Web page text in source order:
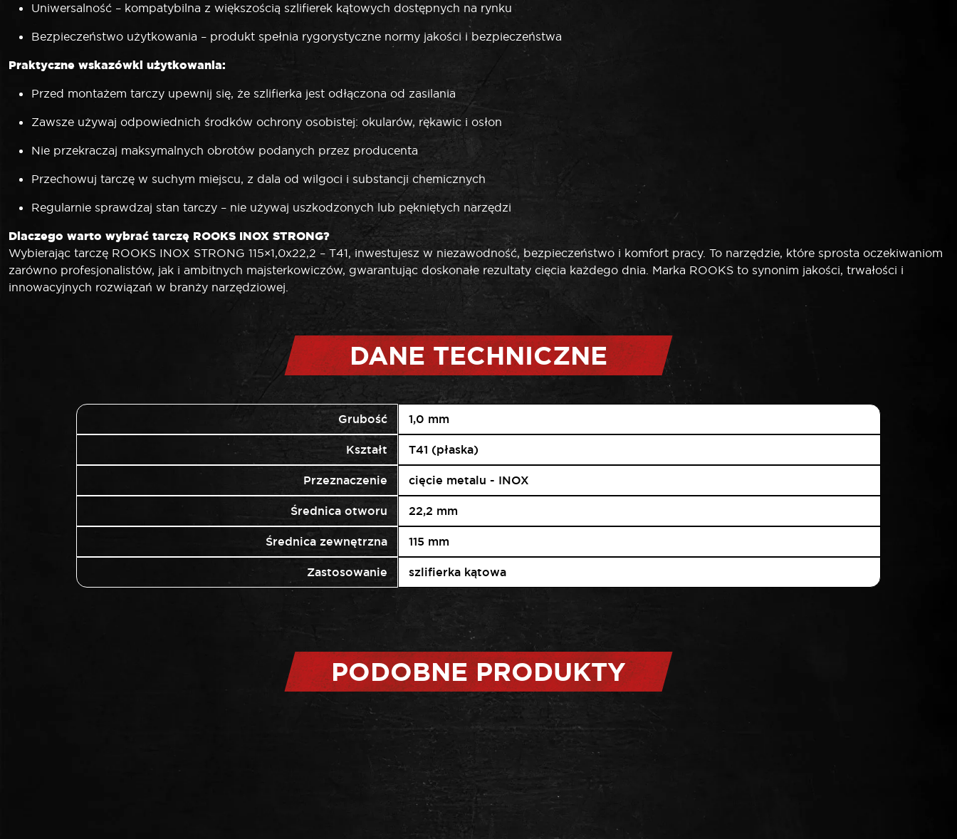
Uniwersalność – kompatybilna z większością szlifierek kątowych dostępnych na rynku
Bezpieczeństwo użytkowania – produkt spełnia rygorystyczne normy jakości i bezpieczeństwa
Praktyczne wskazówki użytkowania:
Przed montażem tarczy upewnij się, że szlifierka jest odłączona od zasilania
Zawsze używaj odpowiednich środków ochrony osobistej: okularów, rękawic i osłon
Nie przekraczaj maksymalnych obrotów podanych przez producenta
Przechowuj tarczę w suchym miejscu, z dala od wilgoci i substancji chemicznych
Regularnie sprawdzaj stan tarczy – nie używaj uszkodzonych lub pękniętych narzędzi
Dlaczego warto wybrać tarczę ROOKS INOX STRONG?
Wybierając tarczę ROOKS INOX STRONG 115×1,0x22,2 – T41, inwestujesz w niezawodność, bezpieczeństwo i komfort pracy. To narzędzie, które sprosta oczekiwaniom
zarówno profesjonalistów, jak i ambitnych majsterkowiczów, gwarantując doskonałe rezultaty cięcia każdego dnia. Marka ROOKS to synonim jakości, trwałości i
innowacyjnych rozwiązań w branży narzędziowej.
DANE TECHNICZNE
Grubość 1,0 mm
Kształt T41 (płaska)
Przeznaczenie cięcie metalu - INOX
Średnica otworu 22,2 mm
Średnica zewnętrzna 115 mm
Zastosowanie szlifierka kątowa
PODOBNE PRODUKTY